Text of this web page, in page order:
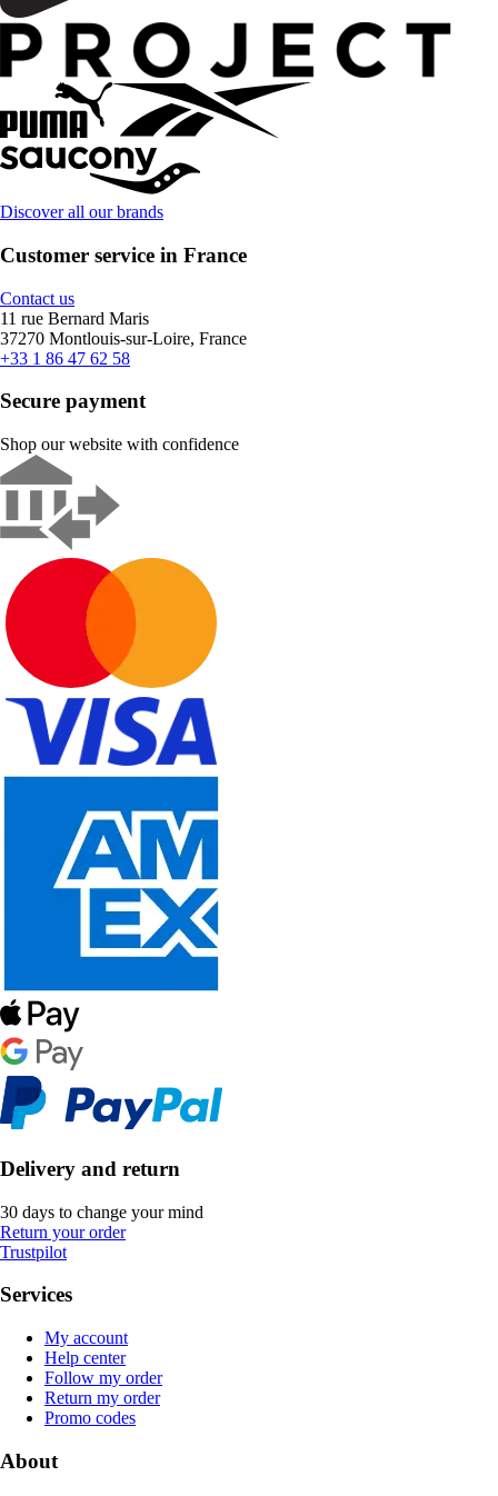
Discover all our brands
Customer service in France
Contact us
11 rue Bernard Maris
37270 Montlouis-sur-Loire, France
+33 1 86 47 62 58
Secure payment
Shop our website with confidence
Delivery and return
30 days to change your mind
Return your order
Trustpilot
Services
My account
Help center
Follow my order
Return my order
Promo codes
About